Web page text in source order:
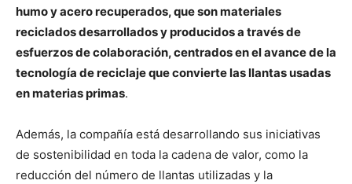
humo y acero recuperados, que son materiales
reciclados desarrollados y producidos a través de
esfuerzos de colaboración, centrados en el avance de la
tecnología de reciclaje que convierte las llantas usadas
en materias primas.
Además, la compañía está desarrollando sus iniciativas
de sostenibilidad en toda la cadena de valor, como la
reducción del número de llantas utilizadas y la